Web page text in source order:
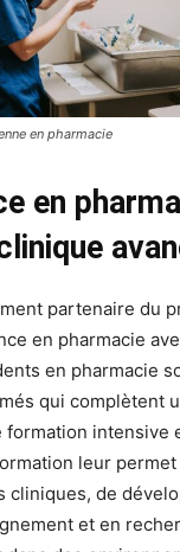
en pharmacie
en
partenaire du
en pharmacie
en pharmacie
qui complètent
formation intensive
leur permet
cliniques, de
et en